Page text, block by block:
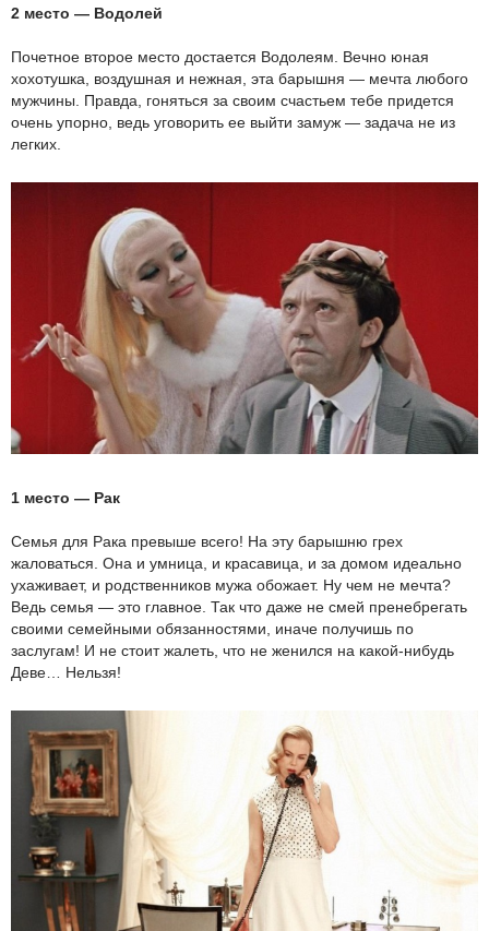
2 место — Водолей
Почетное второе место достается Водолеям. Вечно юная
хохотушка, воздушная и нежная, эта барышня — мечта любого
мужчины. Правда, гоняться за своим счастьем тебе придется
очень упорно, ведь уговорить ее выйти замуж — задача не из
легких.
1 место — Рак
Семья для Рака превыше всего! На эту барышню грех
жаловаться. Она и умница, и красавица, и за домом идеально
ухаживает, и родственников мужа обожает. Ну чем не мечта?
Ведь семья — это главное. Так что даже не смей пренебрегать
своими семейными обязанностями, иначе получишь по
заслугам! И не стоит жалеть, что не женился на какой-нибудь
Деве… Нельзя!